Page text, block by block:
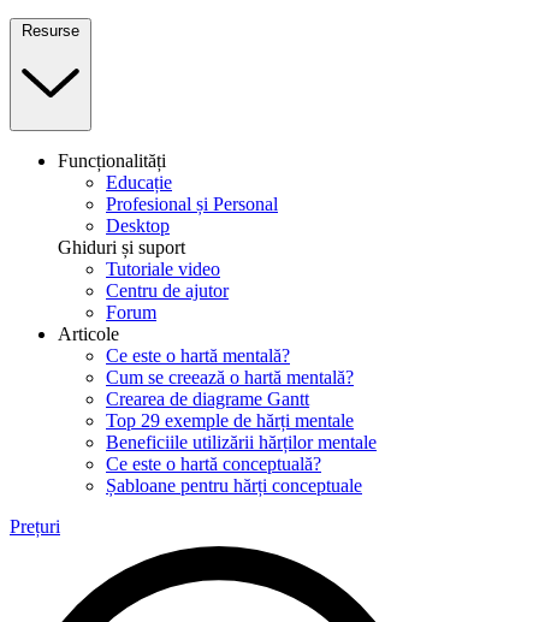
Resurse
Funcționalități
Educație
Profesional și Personal
Desktop
Ghiduri și suport
Tutoriale video
Centru de ajutor
Forum
Articole
Ce este o hartă mentală?
Cum se creează o hartă mentală?
Crearea de diagrame Gantt
Top 29 exemple de hărți mentale
Beneficiile utilizării hărților mentale
Ce este o hartă conceptuală?
Șabloane pentru hărți conceptuale
Prețuri